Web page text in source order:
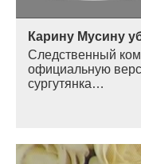
Карину Мусину
Следственный
официальную
сургутянка…